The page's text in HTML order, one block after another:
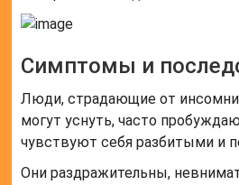
Симптомы и
Люди, страдающие от
могут уснуть, часто
чувствуют себя разбитыми и
Они раздражительны,